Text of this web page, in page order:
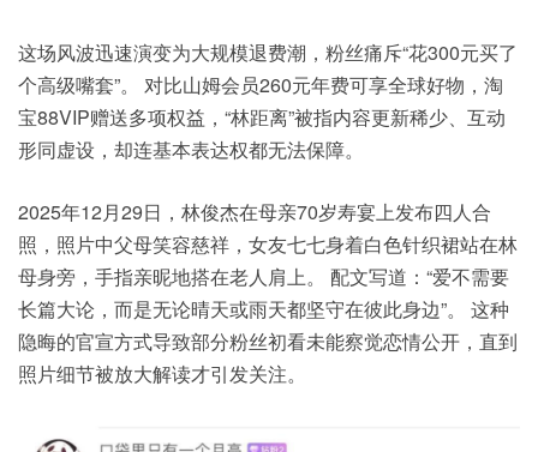
这场风波迅速演变为大规模退费潮，粉丝痛斥“花300元买了
个高级嘴套”。 对比山姆会员260元年费可享全球好物，淘
宝88VIP赠送多项权益，“林距离”被指内容更新稀少、互动
形同虚设，却连基本表达权都无法保障。
2025年12月29日，林俊杰在母亲70岁寿宴上发布四人合
照，照片中父母笑容慈祥，女友七七身着白色针织裙站在林
母身旁，手指亲昵地搭在老人肩上。 配文写道：“爱不需要
长篇大论，而是无论晴天或雨天都坚守在彼此身边”。 这种
隐晦的官宣方式导致部分粉丝初看未能察觉恋情公开，直到
照片细节被放大解读才引发关注。